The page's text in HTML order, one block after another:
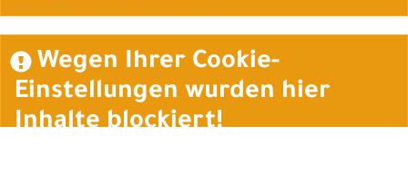
Wegen Ihrer Cookie-
Einstellungen wurden hier
Inhalte blockiert!